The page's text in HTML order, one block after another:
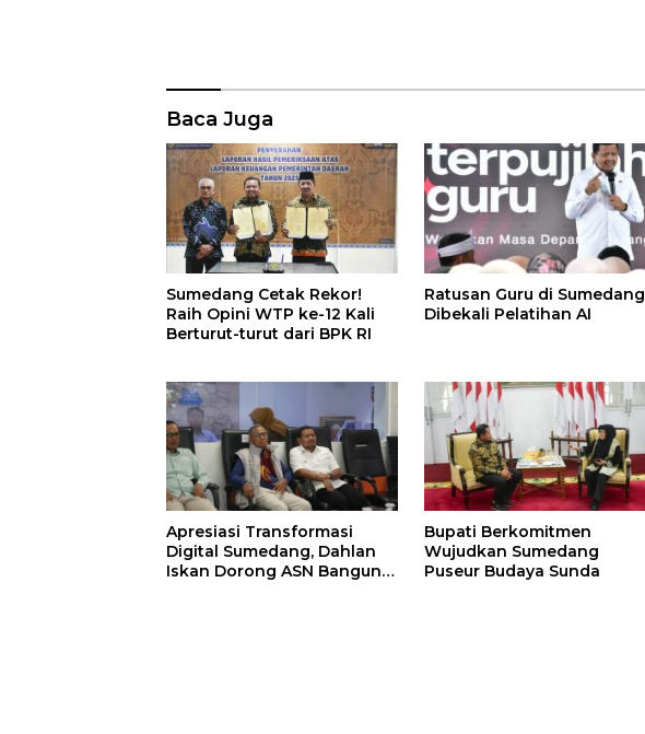
Baca Juga
Sumedang Cetak Rekor!
Raih Opini WTP ke-12 Kali
Berturut-turut dari BPK RI
Ratusan Guru di Sumedang
Dibekali Pelatihan AI
Apresiasi Transformasi
Digital Sumedang, Dahlan
Iskan Dorong ASN Bangun
Bupati Berkomitmen
Wujudkan Sumedang
Puseur Budaya Sunda